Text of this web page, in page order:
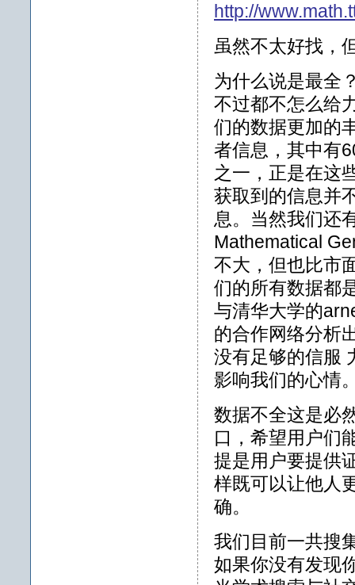
http://
虽然不太好找，
为什么说是最全
不过都不怎么给
们的数据更加的
者信息，其中有
之一，正是在这
获取到的信息并
息。当然我们还
Mathematical
不大，但也比市
们的所有数据都
与清华大学的
的合作网络分析
没有足够的信服
影响我们的心情
数据不全这是必
口，希望用户们
提是用户要提供
样既可以让他人
确。
我们目前一共搜
如果你没有发现